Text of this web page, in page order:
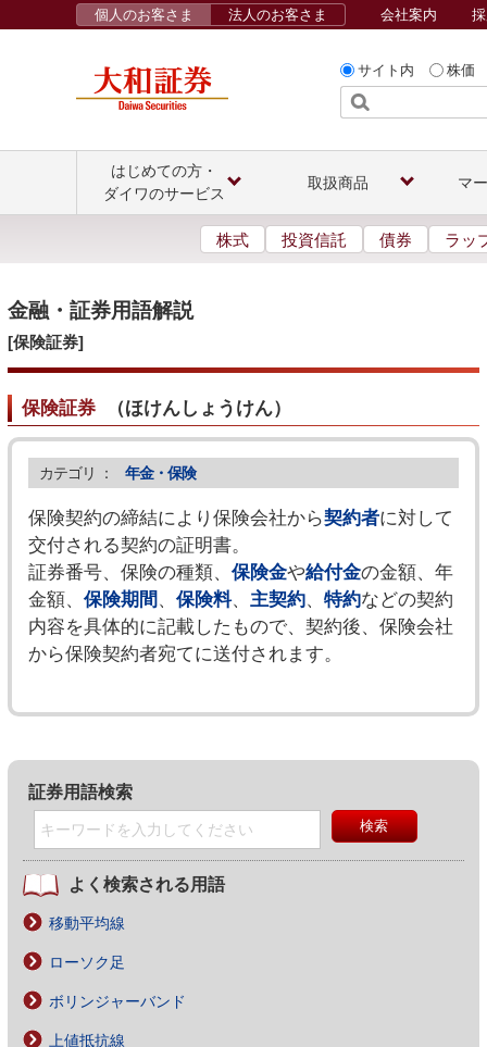
サイト内 株価
個人のお客さま 法人のお客さま 会社案内
はじめての方・
ダイワのサービス
取扱商品 マ
株式 投資信託 債券 ラッ
金融・証券用語解説
[保険証券]
保険証券（ほけんしょうけん）
カテゴリ ： 年金・保険
保険契約の締結により保険会社から契約者に対して
交付される契約の証明書。
証券番号、保険の種類、 保険金や給付金の金額、年
金額、 保険期間 、 保険料、 主契約、 特約などの契約
内容を具体的に記載したもので、契約後、保険会社
から保険契約者宛てに送付されます。
証券用語検索
よく検索される用語
移動平均線
ローソク足
ボリンジャーバンド
上値抵抗線